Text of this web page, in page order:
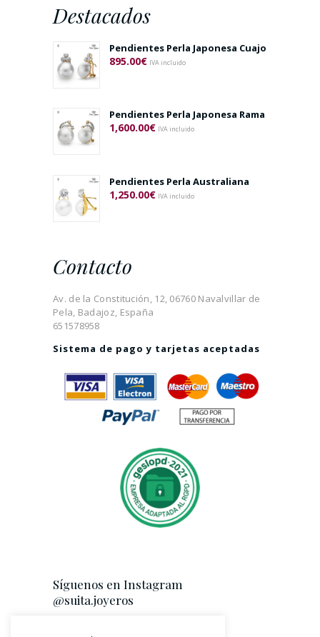
Destacados
Pendientes Perla Japonesa Cuajo
895.00€ IVA incluido
Pendientes Perla Japonesa Rama
1,600.00€ IVA incluido
Pendientes Perla Australiana
1,250.00€ IVA incluido
Contacto
Av. de la Constitución, 12, 06760 Navalvillar de
Pela, Badajoz, España
651578958
Sistema de pago y tarjetas aceptadas
Síguenos en Instagram
@suita.joyeros